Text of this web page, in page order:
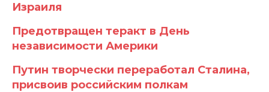
Израиля
Предотвращен теракт в День
независимости Америки
Путин творчески переработал Сталина,
присвоив российским полкам